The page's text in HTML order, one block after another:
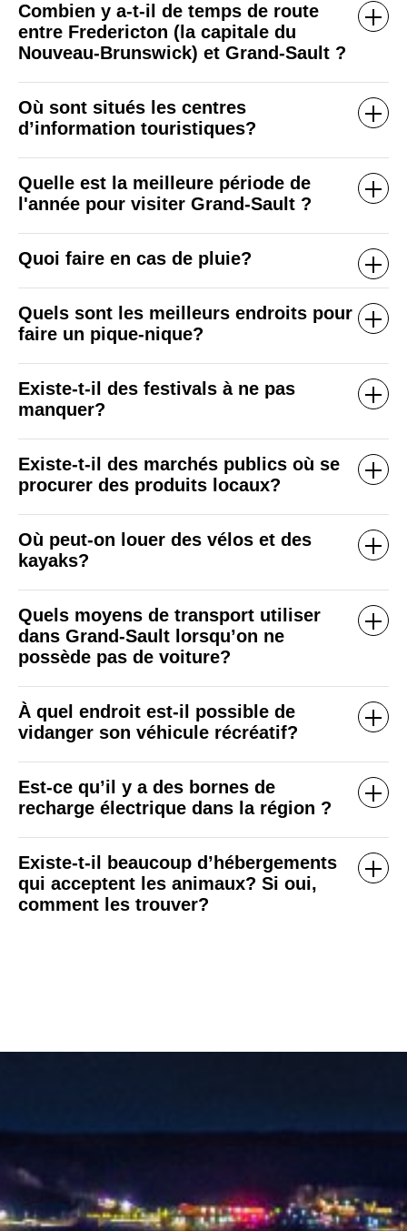
Combien y a-t-il de temps de route
entre Fredericton (la capitale du
Nouveau-Brunswick) et Grand-Sault ?
Où sont situés les centres
d’information touristiques?
Quelle est la meilleure période de
l'année pour visiter Grand-Sault ?
Quoi faire en cas de pluie?
Quels sont les meilleurs endroits pour
faire un pique-nique?
Existe-t-il des festivals à ne pas
manquer?
Existe-t-il des marchés publics où se
procurer des produits locaux?
Où peut-on louer des vélos et des
kayaks?
Quels moyens de transport utiliser
dans Grand-Sault lorsqu’on ne
possède pas de voiture?
À quel endroit est-il possible de
vidanger son véhicule récréatif?
Est-ce qu’il y a des bornes de
recharge électrique dans la région ?
Existe-t-il beaucoup d’hébergements
qui acceptent les animaux? Si oui,
comment les trouver?